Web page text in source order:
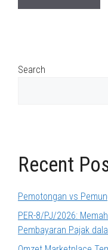
Search
Recent
Pemotongan vs
PER-8/PJ/2026:
Pembayaran Pajak